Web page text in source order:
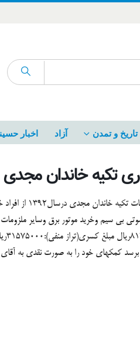
تاریخ و تمدن آزاد اخبار
تکیه خاندان مجدی
برای تهیه
کمکهای خود را به صورت نقدی به